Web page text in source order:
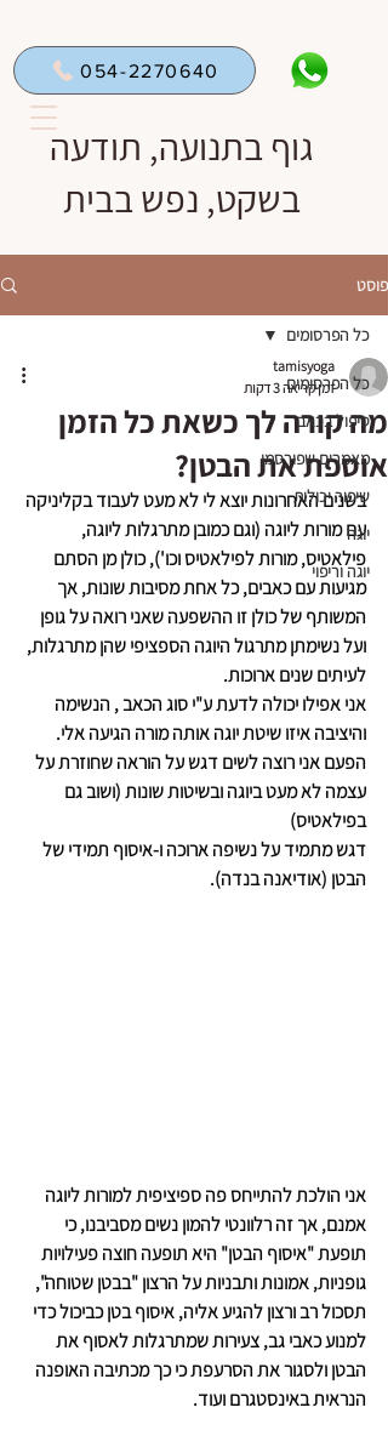
054-2270640
גוף בתנועה, תודעה
בשקט, נפש בבית
פוסט
כל הפרסומים
טיפול בכאב
מאמרים שפורסמו
שיפור יכולות
יוגה
יוגה וריפוי
כל הפרסומים
מה קורה לך כשאת כל הזמן
אוספת את הבטן?
tamisyoga
זמן קריאה 3 דקות
בשנים האחרונות יוצא לי לא מעט לעבוד בקליניקה
עם מורות ליוגה (וגם כמובן מתרגלות ליוגה,
פילאטיס, מורות לפילאטיס וכו'), כולן מן הסתם
מגיעות עם כאבים, כל אחת מסיבות שונות, אך
המשותף של כולן זו ההשפעה שאני רואה על גופן
ועל נשימתן מתרגול היוגה הספציפי שהן מתרגלות,
לעיתים שנים ארוכות.
אני אפילו יכולה לדעת ע"י סוג הכאב , הנשימה
והיציבה איזו שיטת יוגה אותה מורה הגיעה אלי.
הפעם אני רוצה לשים דגש על הוראה שחוזרת על
עצמה לא מעט ביוגה ובשיטות שונות (ושוב גם
בפילאטיס)
דגש מתמיד על נשיפה ארוכה ו-איסוף תמידי של
הבטן (אודיאנה בנדה).
אני הולכת להתייחס פה ספיציפית למורות ליוגה
אמנם, אך זה רלוונטי להמון נשים מסביבנו, כי
תופעת "איסוף הבטן" היא תופעה חוצה פעילויות
גופניות, אמונות ותבניות על הרצון "בבטן שטוחה",
תסכול רב ורצון להגיע אליה, איסוף בטן כביכול כדי
למנוע כאבי גב, צעירות שמתרגלות לאסוף את
הבטן ולסגור את הסרעפת כי כך מכתיבה האופנה
הנראית באינסטגרם ועוד.